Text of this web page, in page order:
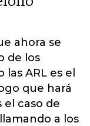
ahora se
de los
ARL es el
que hará
caso de
a los